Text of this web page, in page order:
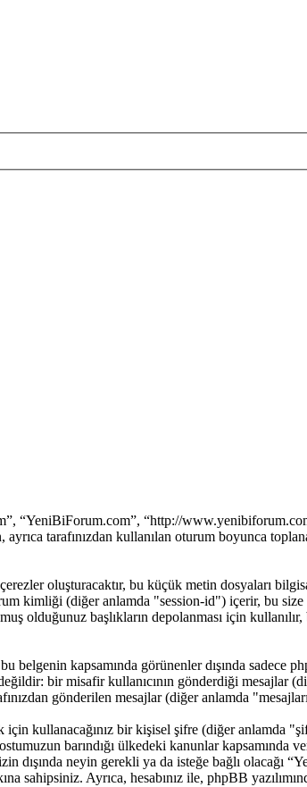
“YeniBiForum.com”, “http://
tarafınızdan kullanılan oturum boyunca
oluşturacaktır, bu küçük metin dosyaları
kimliği (diğer anlamda "session-id") içerir, bu size
olduğunuz başlıkların depolanması için
kapsamında görünenler dışında sadece
bir misafir kullanıcının gönderdiği mesajlar
gönderilen mesajlar (diğer anlamda
için kullanacağınız bir kişisel şifre (diğer anlamda
barındığı ülkedeki kanunlar kapsamında
dışında neyin gerekli ya da isteğe bağlı olacağı
sahipsiniz. Ayrıca, hesabınız ile, phpBB